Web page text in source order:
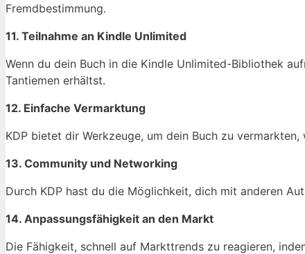
Fremdbestimmung.
11. Teilnahme an Kindle Unlimited
Wenn du dein Buch in die Kindle Unlimited-Bibliothek
Tantiemen erhältst.
12. Einfache Vermarktung
KDP bietet dir Werkzeuge, um dein Buch zu
13. Community und Networking
Durch KDP hast du die Möglichkeit, dich mit anderen
14. Anpassungsfähigkeit an den Markt
Die Fähigkeit, schnell auf Markttrends zu reagieren,